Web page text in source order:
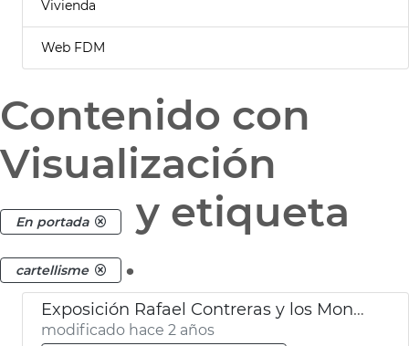
Vivienda
Web FDM
Contenido con
Visualización
En portada y etiqueta
cartellisme .
Exposición Rafael Contreras y los Mongrell
modificado hace 2 años